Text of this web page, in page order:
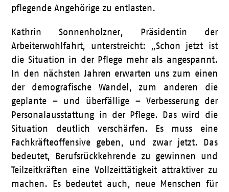
pflegende Angehörige zu entlasten.
Kathrin Sonnenholzner, Präsidentin der
Arbeiterwohlfahrt, unterstreicht: „Schon jetzt ist
die Situation in der Pflege mehr als angespannt.
In den nächsten Jahren erwarten uns zum einen
der demografische Wandel, zum anderen die
geplante – und überfällige – Verbesserung der
Personalausstattung in der Pflege. Das wird die
Situation deutlich verschärfen. Es muss eine
Fachkräfteoffensive geben, und zwar jetzt. Das
bedeutet, Berufsrückkehrende zu gewinnen und
Teilzeitkräften eine Vollzeittätigkeit attraktiver zu
machen. Es bedeutet auch, neue Menschen für